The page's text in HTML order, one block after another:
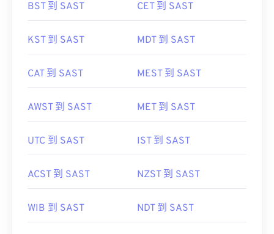
BST 到 SAST CET 到 SAST
KST 到 SAST MDT 到 SAST
CAT 到 SAST MEST 到 SAST
AWST 到 SAST MET 到 SAST
UTC 到 SAST IST 到 SAST
ACST 到 SAST NZST 到 SAST
WIB 到 SAST NDT 到 SAST